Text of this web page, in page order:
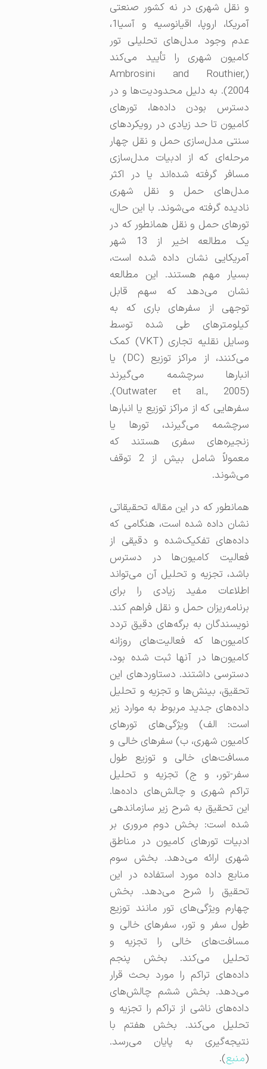
و نقل شهری در نه کشور صنعتی
آمریکا، اروپا، اقیانوسیه و آسیا1،
عدم وجود مدل‌های تحلیلی تور
کامیون شهری را تأیید می‌کند
(Ambrosini and Routhier,
2004). به دلیل محدودیت‌ها و در
دسترس بودن داده‌ها، تورهای
کامیون تا حد زیادی در رویکردهای
سنتی مدل‌سازی حمل و نقل چهار
مرحله‌ای که از ادبیات مدل‌سازی
مسافر گرفته شده‌اند یا در اکثر
مدل‌های حمل و نقل شهری
نادیده گرفته می‌شوند. با این حال،
تورهای حمل و نقل همانطور که در
یک مطالعه اخیر از 13 شهر
آمریکایی نشان داده شده است،
بسیار مهم هستند. این مطالعه
نشان می‌دهد که سهم قابل
توجهی از سفرهای باری که به
کیلومترهای طی شده توسط
وسایل نقلیه تجاری (VKT) کمک
می‌کنند، از مراکز توزیع (DC) یا
انبارها سرچشمه می‌گیرند
(Outwater et al., 2005).
سفرهایی که از مراکز توزیع یا انبارها
سرچشمه می‌گیرند، تورها یا
زنجیره‌های سفری هستند که
معمولاً شامل بیش از 2 توقف
می‌شوند.
همانطور که در این مقاله تحقیقاتی
نشان داده شده است، هنگامی که
داده‌های تفکیک‌شده و دقیقی از
فعالیت کامیون‌ها در دسترس
باشد، تجزیه و تحلیل آن می‌تواند
اطلاعات مفید زیادی را برای
برنامه‌ریزان حمل و نقل فراهم کند.
نویسندگان به برگه‌های دقیق تردد
کامیون‌ها که فعالیت‌های روزانه
کامیون‌ها در آنها ثبت شده بود،
دسترسی داشتند. دستاوردهای این
تحقیق، بینش‌ها و تجزیه و تحلیل
داده‌های جدید مربوط به موارد زیر
است: الف) ویژگی‌های تورهای
کامیون شهری، ب) سفرهای خالی و
مسافت‌های خالی و توزیع طول
سفر-تور، و ج) تجزیه و تحلیل
تراکم شهری و چالش‌های داده‌ها.
این تحقیق به شرح زیر سازماندهی
شده است: بخش دوم مروری بر
ادبیات تورهای کامیون در مناطق
شهری ارائه می‌دهد. بخش سوم
منابع داده مورد استفاده در این
تحقیق را شرح می‌دهد. بخش
چهارم ویژگی‌های تور مانند توزیع
طول سفر و تور، سفرهای خالی و
مسافت‌های خالی را تجزیه و
تحلیل می‌کند. بخش پنجم
داده‌های تراکم را مورد بحث قرار
می‌دهد. بخش ششم چالش‌های
داده‌های ناشی از تراکم را تجزیه و
تحلیل می‌کند. بخش هفتم با
نتیجه‌گیری به پایان می‌رسد.
منبع).